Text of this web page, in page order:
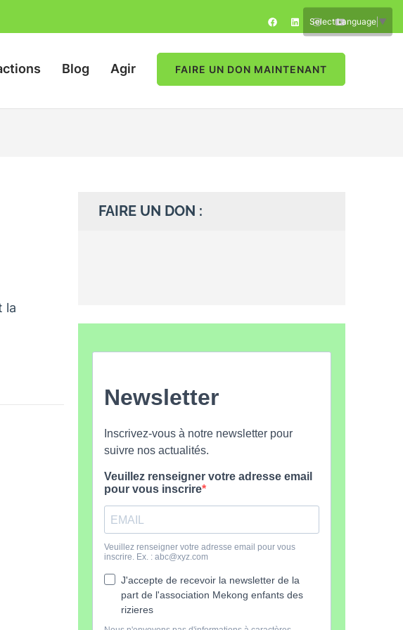
Blog Agir FAIRE UN DON MAINTENANT
la
FAIRE UN DON :
Select Language ▼